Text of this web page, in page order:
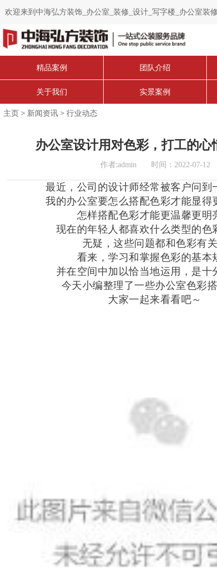
欢迎来到中海弘方装饰_办公室_装修_设计_写字楼_办公室装
餐饮_培训机构_装修_南京_官网！
精品案例 团队介绍
关于我们 实景案例
主页 > 新闻资讯 > 行业动态
办公室设计用对色彩，打工的心
作者:admin 时间：2022-07-12
最近，公司的设计师经常被客户问到
我的办公室要怎么搭配色彩才能显得
怎样搭配色彩才能更温馨更明
现在的年轻人都喜欢什么类型的色
无疑，这些问题都和色彩有
看来，学习和掌握色彩的基本
并在空间中加以恰当地运用，是十
今天小编整理了一些办公室色彩
大家一起来看看吧～